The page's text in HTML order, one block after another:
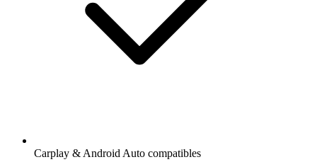
Carplay & Android Auto compatibles